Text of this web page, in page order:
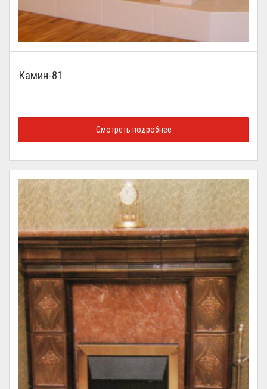
Камин-81
Смотреть подробнее